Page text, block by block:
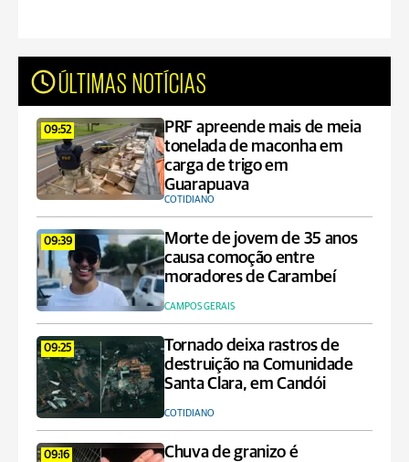
ÚLTIMAS NOTÍCIAS
09:52
PRF apreende mais de meia
tonelada de maconha em
carga de trigo em
Guarapuava
COTIDIANO
09:39
Morte de jovem de 35 anos
causa comoção entre
moradores de Carambeí
CAMPOS GERAIS
09:25
Tornado deixa rastros de
destruição na Comunidade
Santa Clara, em Candói
COTIDIANO
09:16
Chuva de granizo é